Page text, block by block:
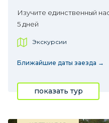
Изучите единственный
5 дней
Экскурсии
Ближайшие даты заезда →
показать тур